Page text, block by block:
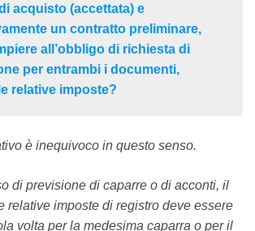
acquisto (accettata) e
un contratto preliminare,
all’obbligo di richiesta di
per entrambi i documenti,
relative imposte?
è inequivoco in questo senso.
di previsione di caparre o di acconti, il
relative imposte di registro deve essere
volta per la medesima caparra o per il